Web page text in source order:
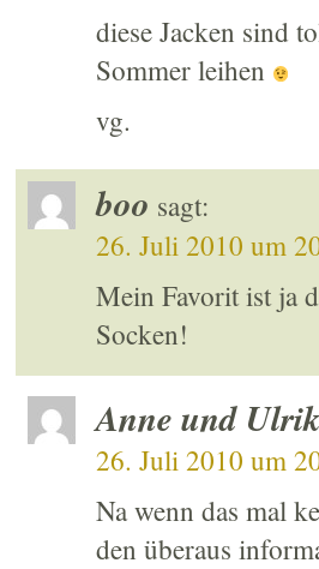
diese Jacken sind
Sommer leihen
vg.
boo sagt:
26. Juli 2010 um
Mein Favorit ist ja
Socken!
Anne und
26. Juli 2010 um
Na wenn das mal
den überaus